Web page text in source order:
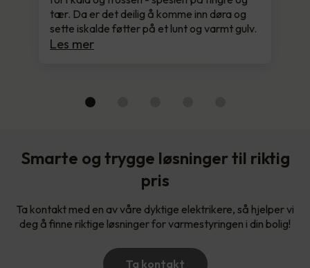
tær. Da er det deilig å komme inn døra og
sette iskalde føtter på et lunt og varmt gulv.
Les mer
Smarte og trygge løsninger til riktig
pris
Ta kontakt med en av våre dyktige elektrikere, så hjelper vi
deg å finne riktige løsninger for varmestyringen i din bolig!
Ta kontakt